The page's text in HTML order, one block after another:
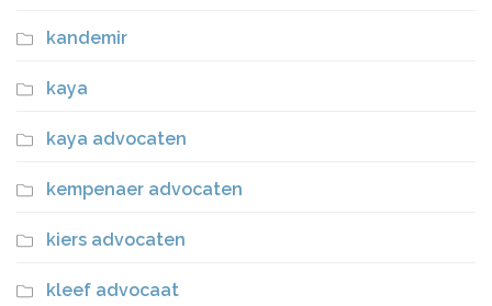
kandemir
kaya
kaya advocaten
kempenaer advocaten
kiers advocaten
kleef advocaat